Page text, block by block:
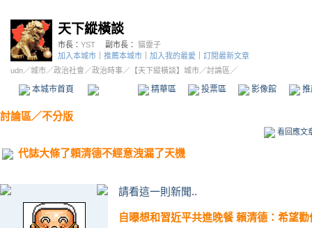
天下縱橫談
市長： YST 副市長： 貓靈子
加入本城市
推薦本城市 加入我的最愛
訂閱最新文章
udn／城市／政治社會 ／政治時事／ 【天下縱橫談】城市／討論區／
本城市首頁 精華區 投票區 影像館
討論區／不分版
看回應文
代誌大條了頼清德不經意洩漏了天機
請看這一則新聞..
自曝想和習近平共進晚餐 賴清德：希望